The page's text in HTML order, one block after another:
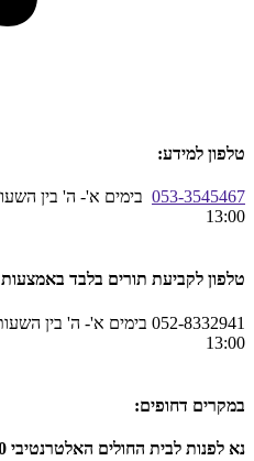
טלפון למידע:
053-3545467
13:00
טלפון לקביעת תורים בלבד באמצעות SMS :
13:00
במקרים דחופים:
נא לפנות לבית החולים האלטרנטיבי 053-3030100